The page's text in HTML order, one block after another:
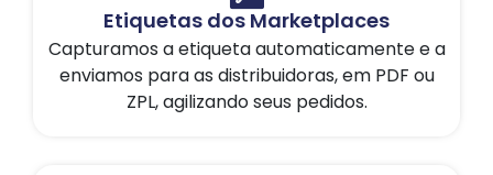
Etiquetas dos Marketplaces
Capturamos a etiqueta automaticamente e a
enviamos para as distribuidoras, em PDF ou
ZPL, agilizando seus pedidos.